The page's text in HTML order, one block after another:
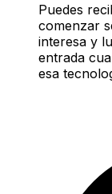
Puedes
comenzar
interesa y
entrada
esa